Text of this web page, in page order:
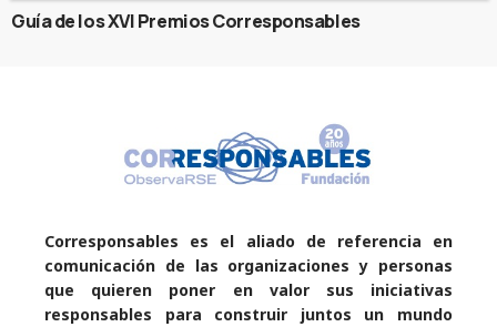
Guía de los XVI Premios Corresponsables
Corresponsables es el aliado de referencia en
comunicación de las organizaciones y personas
que quieren poner en valor sus iniciativas
responsables para construir juntos un mundo